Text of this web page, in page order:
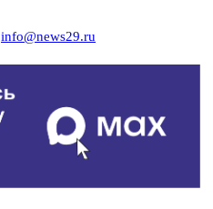
info@news29.ru